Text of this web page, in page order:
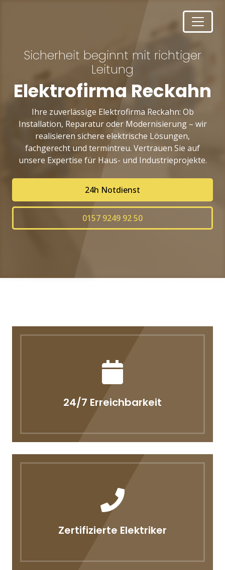
Sicherheit beginnt mit richtiger
Leitung
Elektrofirma Reckahn
Ihre zuverlässige Elektrofirma Reckahn: Ob
Installation, Reparatur oder Modernisierung – wir
realisieren sichere elektrische Lösungen,
fachgerecht und termintreu. Vertrauen Sie auf
unsere Expertise für Haus- und Industrieprojekte.
24h Notdienst
0157 9249 92 50
24/7 Erreichbarkeit
Zertifizierte Elektriker